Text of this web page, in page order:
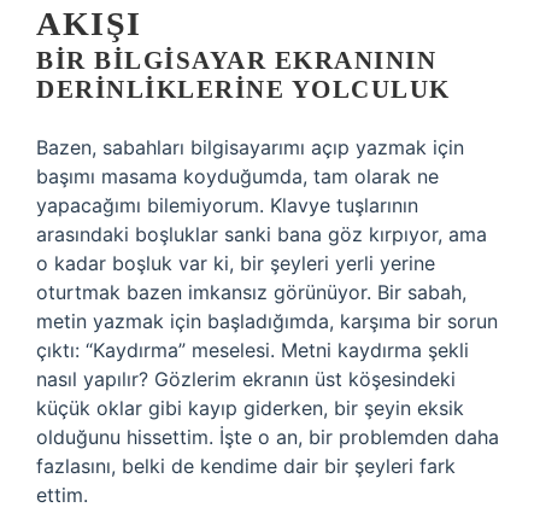
AKIŞI
BIR BILGISAYAR EKRANININ
DERINLIKLERINE YOLCULUK
Bazen, sabahları bilgisayarımı açıp yazmak için
başımı masama koyduğumda, tam olarak ne
yapacağımı bilemiyorum. Klavye tuşlarının
arasındaki boşluklar sanki bana göz kırpıyor, ama
o kadar boşluk var ki, bir şeyleri yerli yerine
oturtmak bazen imkansız görünüyor. Bir sabah,
metin yazmak için başladığımda, karşıma bir sorun
çıktı: “Kaydırma” meselesi. Metni kaydırma şekli
nasıl yapılır? Gözlerim ekranın üst köşesindeki
küçük oklar gibi kayıp giderken, bir şeyin eksik
olduğunu hissettim. İşte o an, bir problemden daha
fazlasını, belki de kendime dair bir şeyleri fark
ettim.